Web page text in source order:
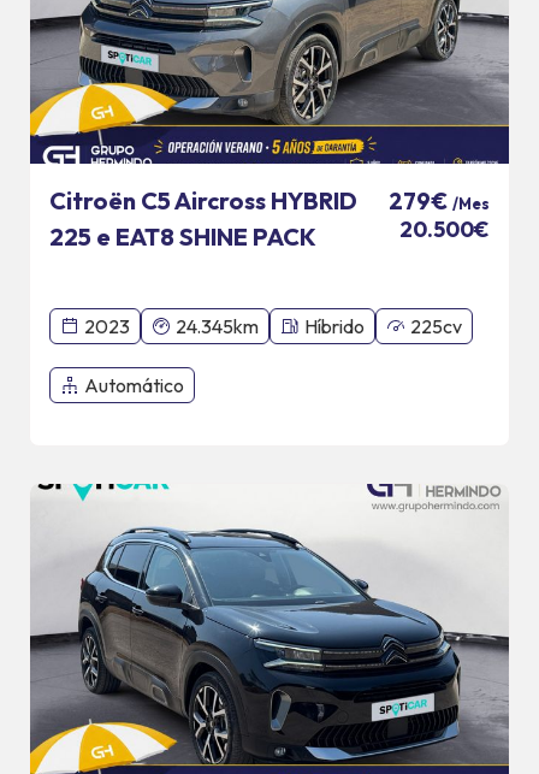
Citroën C5 Aircross HYBRID
225 e EAT8 SHINE PACK
279€ /Mes
20.500€
2023 24.345km Híbrido 225cv
Automático